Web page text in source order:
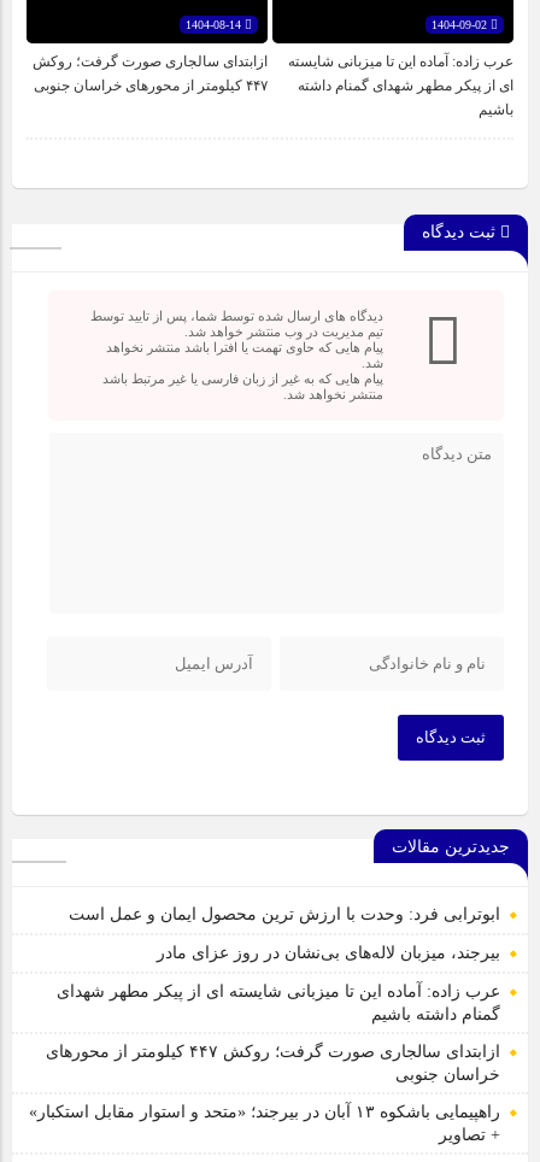
1404-09-02
عرب زاده: آماده این تا میزبانی شایسته
ای از پیکر مطهر شهدای گمنام داشته
باشیم
ازابتدای سالجاری صورت گرفت؛ روکش
۴۴۷ کیلومتر از محورهای خراسان جنوبی
ثبت دیدگاه
دیدگاه های ارسال شده توسط شما، پس از تایید توسط
تیم مدیریت در وب منتشر خواهد شد.
پیام هایی که حاوی تهمت یا افترا باشد منتشر نخواهد
شد.
پیام هایی که به غیر از زبان فارسی یا غیر مرتبط باشد
منتشر نخواهد شد.
ثبت دیدگاه
جدیدترین مقالات
ابوترابی فرد: وحدت با ارزش ترین محصول ایمان و عمل است
بیرجند، میزبان لاله‌های بی‌نشان در روز عزای مادر
عرب زاده: آماده این تا میزبانی شایسته ای از پیکر مطهر شهدای
گمنام داشته باشیم
ازابتدای سالجاری صورت گرفت؛ روکش ۴۴۷ کیلومتر از محورهای
خراسان جنوبی
راهپیمایی باشکوه ۱۳ آبان در بیرجند؛ «متحد و استوار مقابل استکبار»
+ تصاویر